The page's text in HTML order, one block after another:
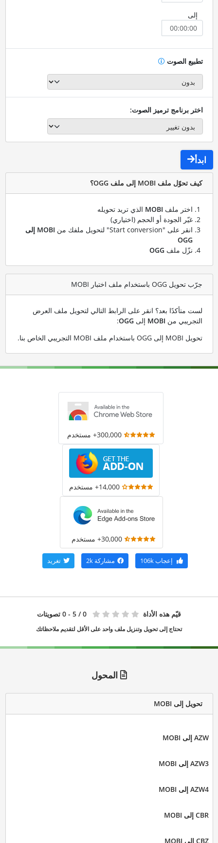
إلى
تطبيع الصوت
اختر برنامج ترميز الصوت:
ابدأ
كيف تحوّل ملف MOBI إلى ملف OGG؟
اختر ملف MOBIالذي تريد تحويله
غيّر الجودة أو الحجم (اختياري)
انقر على "Start conversion" لتحويل ملفك من
MOBI إلى
OGG
نزّل ملف OGG
جرّب تحويل OGG باستخدام ملف اختبار MOBI
لست متأكدًا بعد؟ انقر على الرابط التالي لتحويل ملف العرض
التجريبي من MOBIإلى OGG
:
تحويل MOBI إلى OGG باستخدام ملف MOBI التجريبي الخاص بنا
.
300,000+ مستخدم
14,000+ مستخدم
30,000+ مستخدم
إعجاب106k مشاركة 2k تغريد
قيّم هذه الأداة 0 / 5 - 0 تصويتات
تحتاج إلى تحويل وتنزيل ملف واحد على الأقل لتقديم ملاحظاتك
المحول
تحويل إلى MOBI
AZW إلى MOBI
AZW3 إلى MOBI
AZW4 إلى MOBI
CBR إلى MOBI
CBZ إلى MOBI